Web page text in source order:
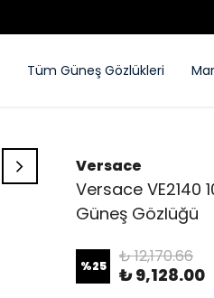
Tüm Güneş Gözlükleri
Versace
Versace VE2140
Güneş Gözlüğü
%25 ₺ 12,170.66
₺ 9,128.00